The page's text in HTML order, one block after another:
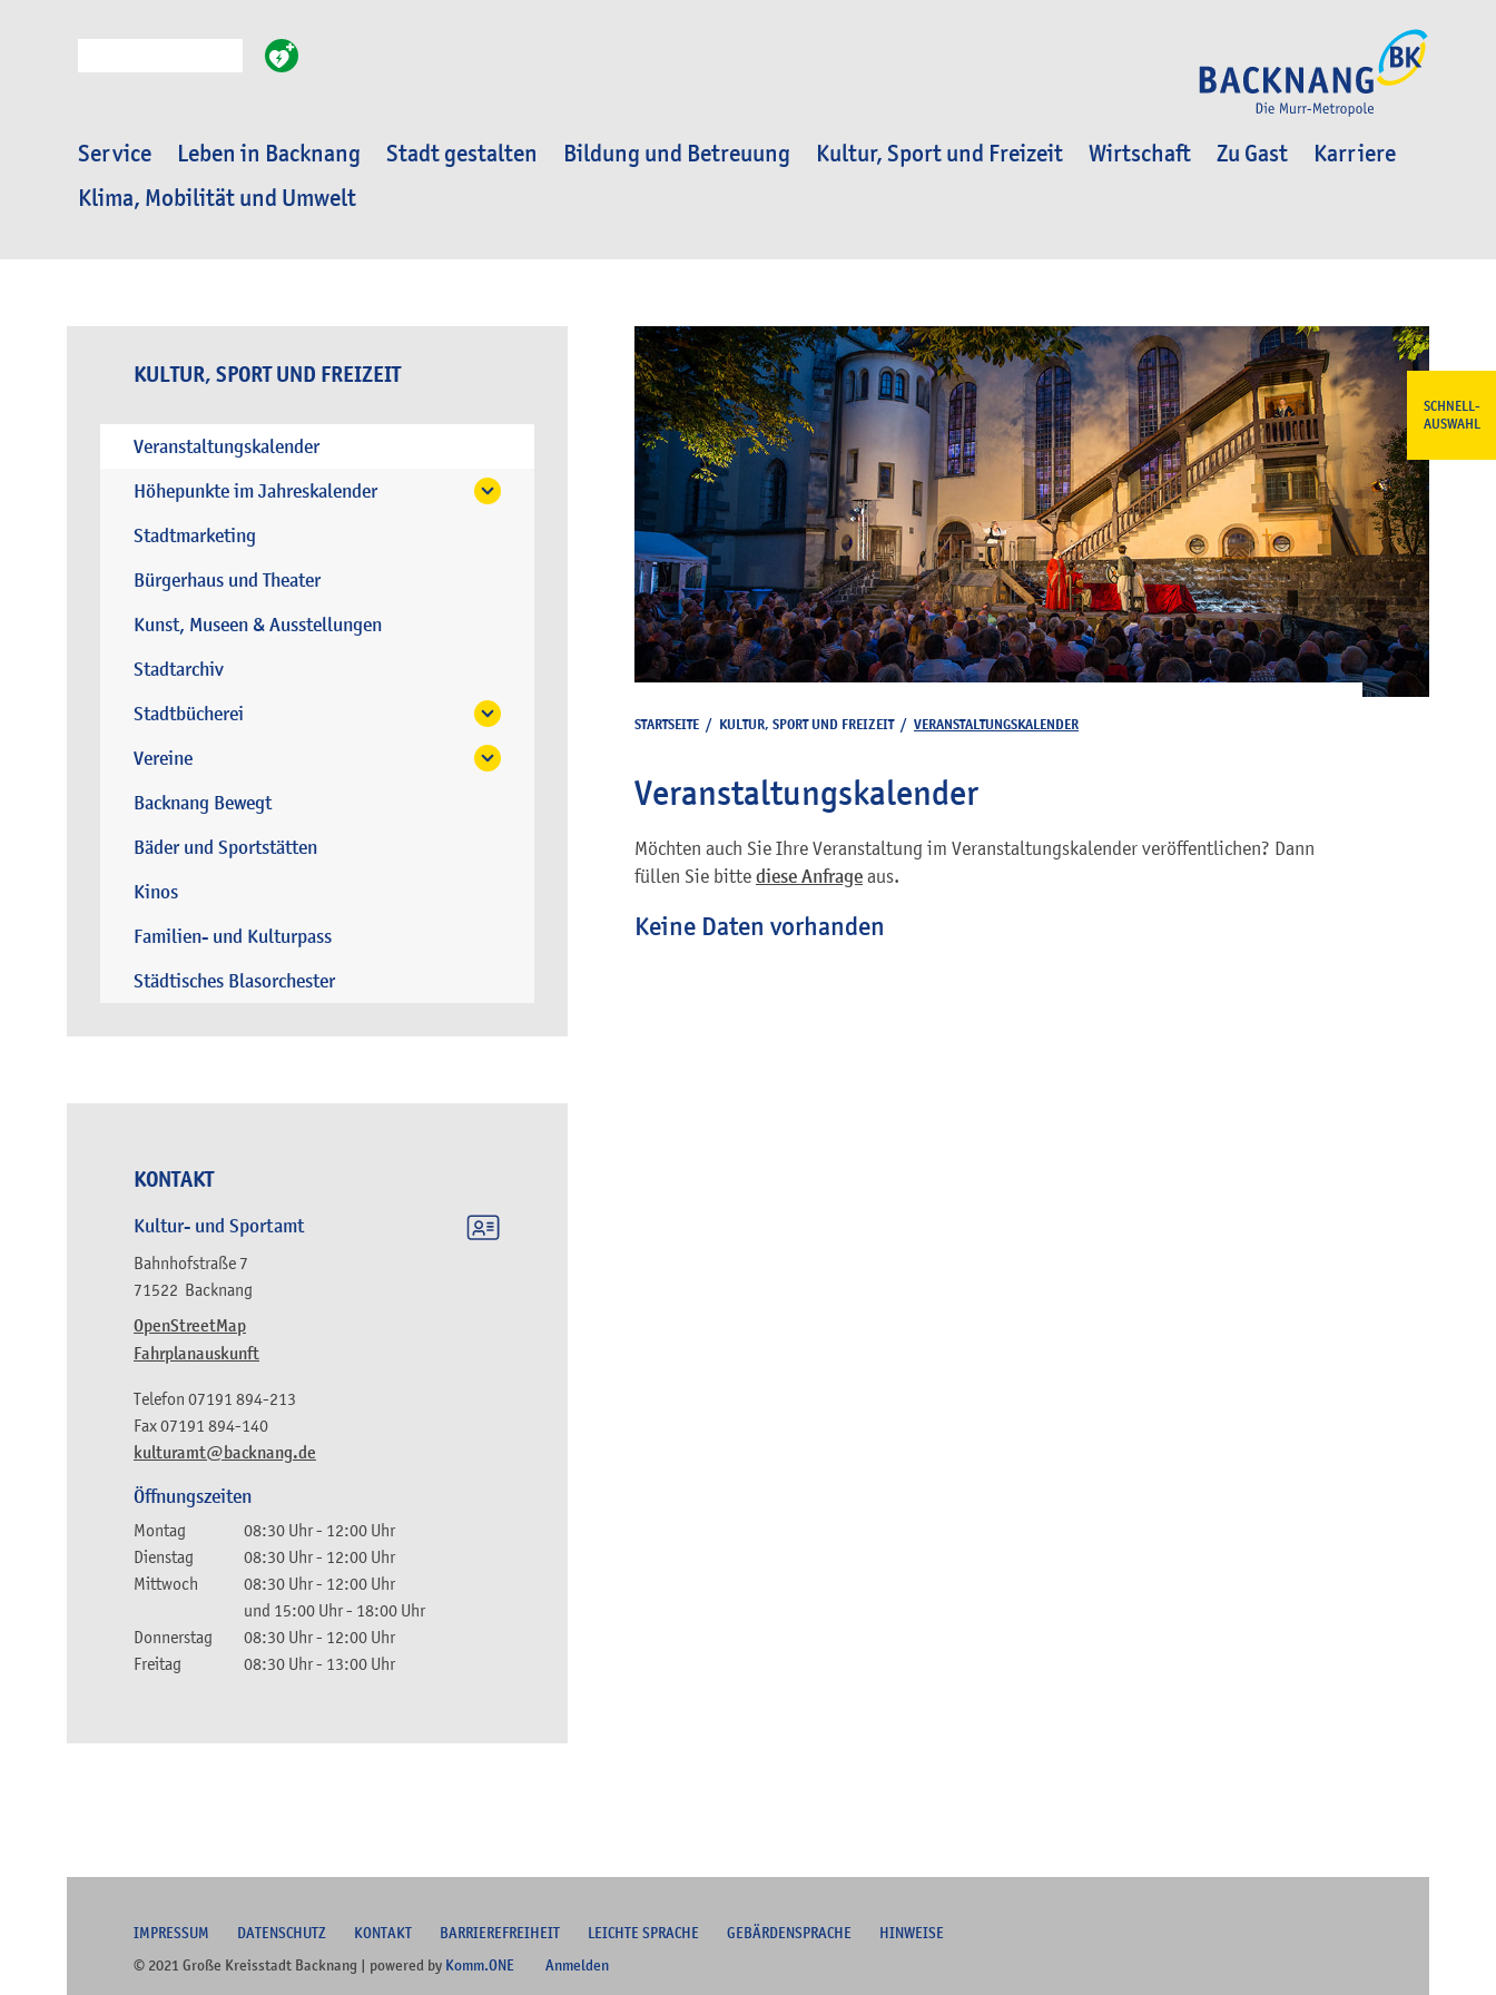
Service Leben in Backnang Stadt gestalten Bildung und Betreuung Kultur, Sport und Freizeit Wirtschaft Zu Gast
Karriere
Klima, Mobilität und Umwelt
SCHNELL-
AUSWAHL
KULTUR, SPORT UND FREIZEIT
Veranstaltungskalender
Höhepunkte im Jahreskalender
Stadtmarketing
Bürgerhaus und Theater
Kunst, Museen & Ausstellungen
Stadtarchiv
Stadtbücherei
Vereine
Backnang Bewegt
Bäder und Sportstätten
Kinos
Familien- und Kulturpass
Städtisches Blasorchester
KONTAKT
Kultur- und Sportamt
Bahnhofstraße 7
71522 Backnang
OpenStreetMap
Fahrplanauskunft
kulturamt@backnang.de
Telefon 07191 894-213
Fax07191 894-140
Öffnungszeiten
Montag 08:30 Uhr- 12:00 Uhr
Dienstag
08:30 Uhr- 12:00 Uhr
Mittwoch
08:30 Uhr- 12:00 Uhr
und 15:00 Uhr- 18:00 Uhr
Donnerstag
08:30 Uhr- 12:00 Uhr
Freitag
08:30 Uhr- 13:00 Uhr
STARTSEITE / KULTUR, SPORT UND FREIZEIT/ VERANSTALTUNGSKALENDER
Veranstaltungskalender
Möchten auch Sie Ihre Veranstaltung im Veranstaltungskalender veröffentlichen? Dann
füllen Sie bitte diese Anfrage aus.
Keine Daten vorhanden
IMPRESSUM DATENSCHUTZ KONTAKT BARRIEREFREIHEIT LEICHTE SPRACHE GEBÄRDENSPRACHE
HINWEISE
© 2021 Große Kreisstadt Backnang | powered by Komm.ONE Anmelden